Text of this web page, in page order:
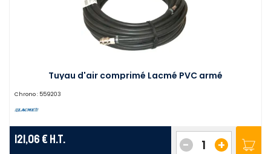
Tuyau d'air comprimé Lacmé PVC armé
Chrono : 559203
121,06 € H.T. +
-